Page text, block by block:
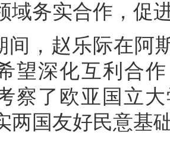
域务实合作，促
间，赵乐际在阿
望深化互利合
察了欧亚国立
两国友好民意基